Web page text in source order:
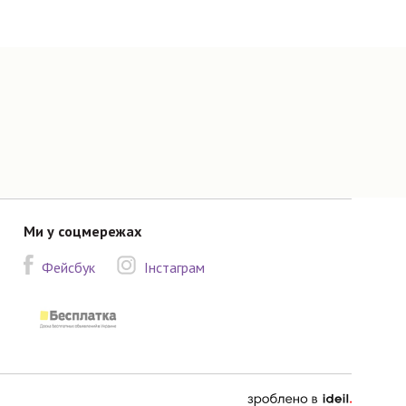
Ми у соцмережах
Фейсбук
Інстаграм
зроблено